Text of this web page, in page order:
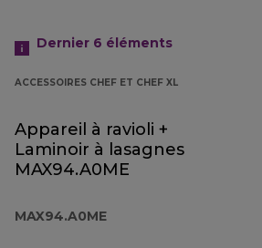
Dernier 6 éléments
ACCESSOIRES CHEF ET CHEF XL
Appareil à ravioli +
Laminoir à lasagnes
MAX94.A0ME
MAX94.A0ME